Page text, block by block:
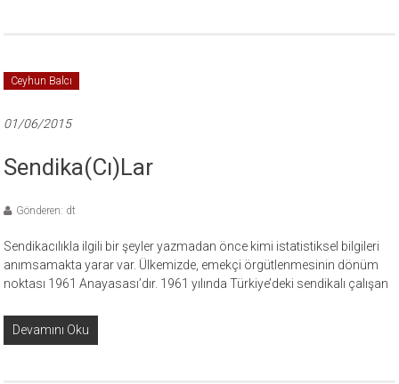
Ceyhun Balcı
01/06/2015
Sendika(cı)lar
Gönderen: dt
Sendikacılıkla ilgili bir şeyler yazmadan önce kimi istatistiksel bilgileri
anımsamakta yarar var. Ülkemizde, emekçi örgütlenmesinin dönüm
noktası 1961 Anayasası’dır. 1961 yılında Türkiye’deki sendikalı çalışan
Devamını Oku